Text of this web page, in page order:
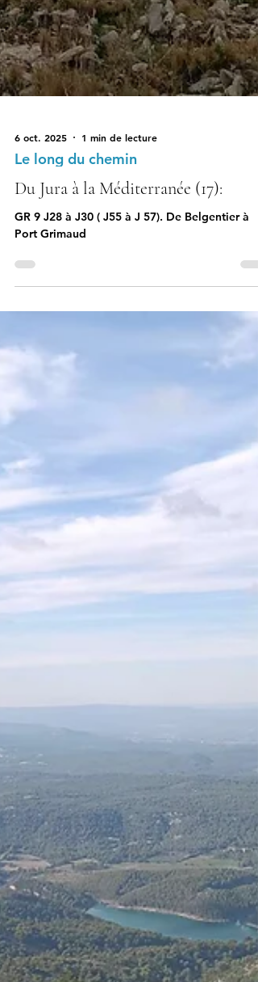
6 oct. 2025 1 min de lecture
Le long du chemin
Du Jura à la Méditerranée (17):
GR 9 J28 à J30 ( J55 à J 57). De Belgentier à